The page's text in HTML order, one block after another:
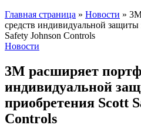
Главная страница » Новости » 3М
средств индивидуальной защиты
Safety Johnson Controls
Новости
3М расширяет
индивидуальной
приобретения Scott
Controls